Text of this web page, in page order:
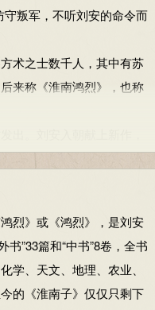
叛军，不听刘安的命令而
术之士数千人，其中有苏
来称《淮南鸿烈》，也称
。刘安入朝献上新作，
都国颂》。每次宴见，谈
霸上迎接。还对刘安说：
，不是您又该谁继位呢！”
赞。可是，他自己却在谋
烈》或《鸿烈》，是刘安
”33篇和“中书”8卷，全书
学、天文、地理、农业、
的《淮南子》仅仅只剩下